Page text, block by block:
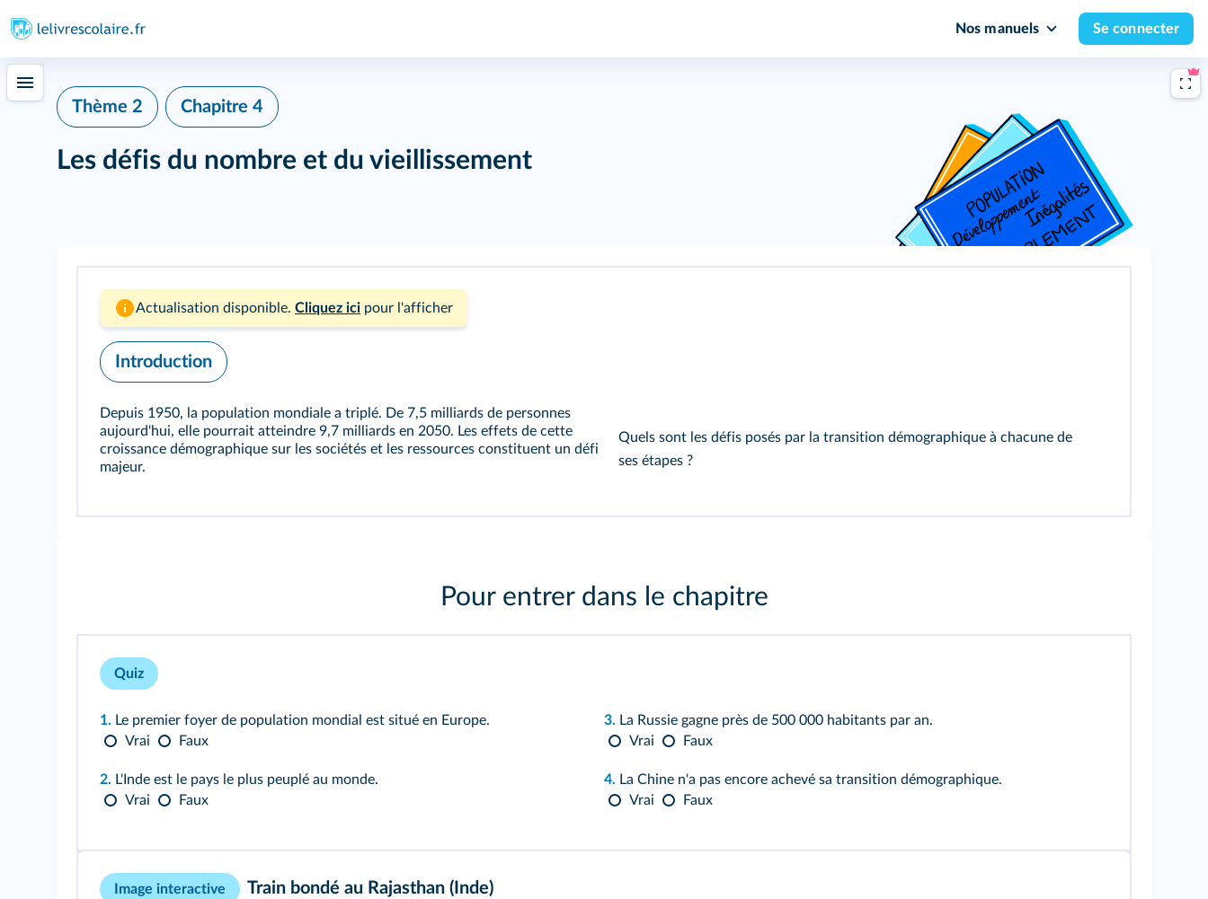
Nos manuels Se connecter
Thème 2 Chapitre 4
Les défis du nombre et du vieillissement
Actualisation disponible. Cliquez ici pour l'afficher
Introduction
Depuis 1950, la population mondiale a triplé. De 7,5 milliards de personnes
aujourd'hui, elle pourrait atteindre 9,7 milliards en 2050. Les effets de cette
croissance démographique sur les sociétés et les ressources constituent un défi
majeur.
Quels sont les défis posés par la transition démographique à chacune de
ses étapes ?
Pour entrer dans le chapitre
Quiz
1. Le premier foyer de population mondial est situé en Europe.
Vrai
Faux
2. L'Inde est le pays le plus peuplé au monde.
Vrai
Faux
3. La Russie gagne près de 500 000 habitants par an.
Vrai
Faux
4. La Chine n'a pas encore achevé sa transition démographique.
Vrai
Faux
Image interactive Train bondé au Rajasthan (Inde)